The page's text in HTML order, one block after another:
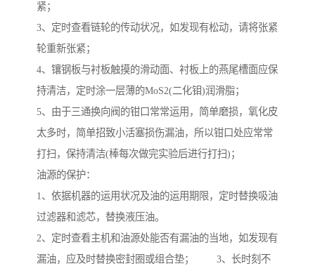
紧；
3、定时查看链轮的传动状况，如发现有松动，请将张紧
轮重新张紧；
4、镶钢板与衬板触摸的滑动面、衬板上的燕尾槽面应保
持清洁，定时涂一层薄的MoS2(二化钼)润滑脂；
5、由于三通换向阀的钳口常常运用，简单磨损，氧化皮
太多时，简单招致小活塞损伤漏油，所以钳口处应常常
打扫，保持清洁(棒每次做完实验后进行打扫)；
油源的保护：
1、依据机器的运用状况及油的运用期限，定时替换吸油
过滤器和滤芯，替换液压油。
2、定时查看主机和油源处能否有漏油的当地，如发现有
漏油，应及时替换密封圈或组合垫； 3、长时刻不